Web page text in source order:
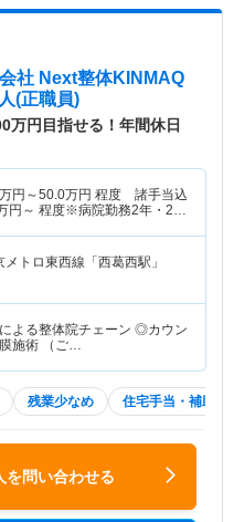
社 Next整体KINMAQ
(正職員)
万円目指せる！年間休日
万円～50.0万円 程度 諸手当込
円～ 程度※病院勤務2年・24
メトロ東西線「西葛西駅」
よる整体院チェーン ◎カウン
施術 （ご…
残業少なめ 住宅手当・補助
を問い合わせる